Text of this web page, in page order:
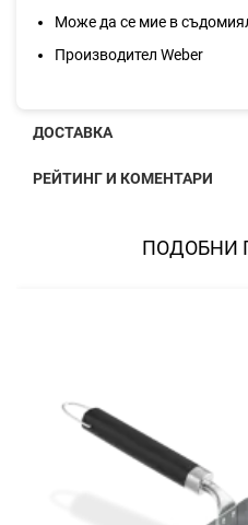
Може да се мие в
Производител Weber
ДОСТАВКА
РЕЙТИНГ И КОМЕНТАРИ
ПОДОБНИ